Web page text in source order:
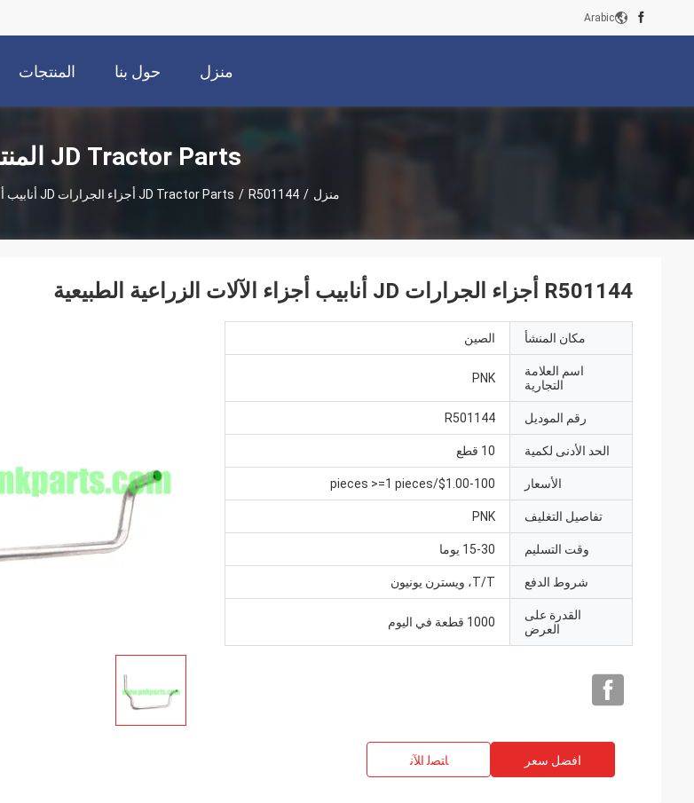
Arabic
منزل حول بنا المنتجات
JD Tractor Parts المنتجات
منزل /
JD Tractor Parts / R501144 أجزاء الجرارات JD أنابيب أجزاء الآلات الزراعية الطبيعية
R501144 أجزاء الجرارات JD أنابيب أجزاء الآلات الزراعية الطبيعية
مكان المنشأ الصين
اسم العلامة
التجارية
PNK
رقم الموديل R501144
الحد الأدنى لكمية 10 قطع
الأسعار $1.00-100/pieces >=1 pieces
تفاصيل التغليف PNK
وقت التسليم 15-30 يوما
شروط الدفع T/T، ويسترن يونيون
القدرة على
العرض
1000 قطعة في اليوم
افضل سعر ﺎﺘﺼﻟ ﺍﻶﻧ